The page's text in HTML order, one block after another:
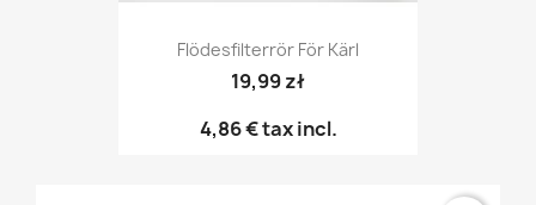
Flödesfilterrör För Kärl
19,99 zł
4,86 €tax incl.